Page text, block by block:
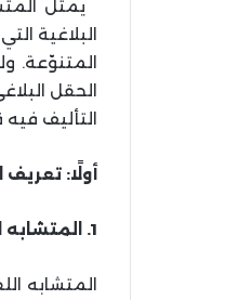
يمثّل
البلاغية
المتنوّعة.
الحقل
التأليف
أولًا:
1. المتشابه اللفظي لغةً:
المتشابه